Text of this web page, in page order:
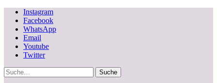
Instagram
Facebook
WhatsApp
Email
Youtube
Twitter
Suche